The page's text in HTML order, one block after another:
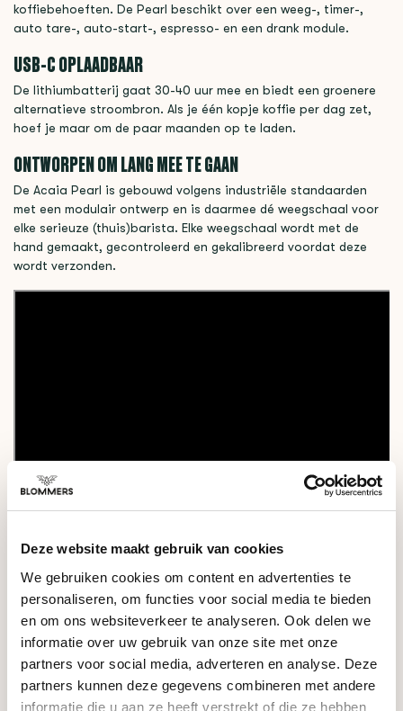
Deze website maakt gebruik van cookies
We gebruiken cookies om content en advertenties te
personaliseren, om functies voor social media te bieden
en om ons websiteverkeer te analyseren. Ook delen we
informatie over uw gebruik van onze site met onze
partners voor social media, adverteren en analyse. Deze
partners kunnen deze gegevens combineren met andere
informatie die u aan ze heeft verstrekt of die ze hebben
koffiebehoeften. De Pearl beschikt over een weeg-, timer-,
auto tare-, auto-start-, espresso- en een drank module.
USB-C OPLAADBAAR
De lithiumbatterij gaat 30-40 uur mee en biedt een groenere
alternatieve stroombron. Als je één kopje koffie per dag zet,
hoef je maar om de paar maanden op te laden.
ONTWORPEN OM LANG MEE TE GAAN
De Acaia Pearl is gebouwd volgens industriële standaarden
met een modulair ontwerp en is daarmee dé weegschaal voor
elke serieuze (thuis)barista. Elke weegschaal wordt met de
hand gemaakt, gecontroleerd en gekalibreerd voordat deze
wordt verzonden.
GERELATEERDE PRODUCTEN
Acaia
Dosing Cup Medium
(58mm)
€54,95